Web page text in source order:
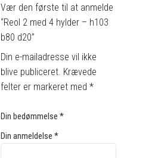
Vær den første til at anmelde
“Reol 2 med 4 hylder – h103
b80 d20”
Din e-mailadresse vil ikke
blive publiceret. Krævede
felter er markeret med*
Din bedømmelse*
Din anmeldelse*